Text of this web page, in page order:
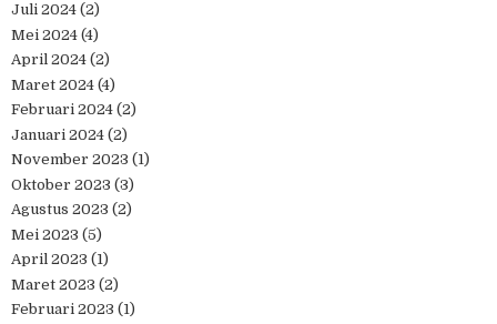
Juli 2024 (2)
Mei 2024 (4)
April 2024 (2)
Maret 2024 (4)
Februari 2024 (2)
Januari 2024 (2)
November 2023 (1)
Oktober 2023 (3)
Agustus 2023 (2)
Mei 2023 (5)
April 2023 (1)
Maret 2023 (2)
Februari 2023 (1)